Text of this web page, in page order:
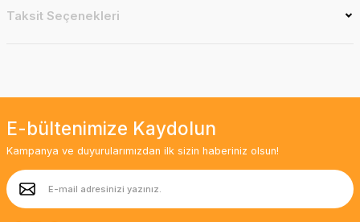
Taksit Seçenekleri
E-bültenimize Kaydolun
Kampanya ve duyurularımızdan ilk sizin haberiniz olsun!